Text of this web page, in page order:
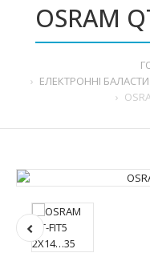
OSRAM
ЕЛЕКТРОННІ